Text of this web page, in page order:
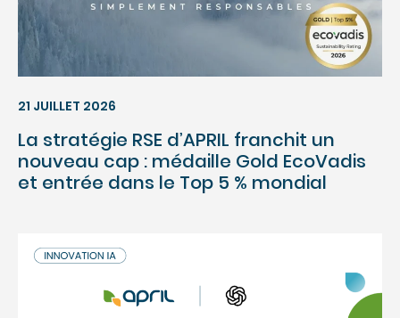
21 JUILLET 2026
La stratégie RSE d’APRIL franchit un
nouveau cap : médaille Gold EcoVadis
et entrée dans le Top 5 % mondial